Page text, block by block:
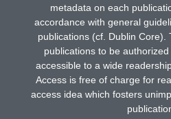
metadata on each
accordance with general
publications (cf. Dublin Core).
publications to be
accessible to a wide
Access is free of charge for
access idea which fosters